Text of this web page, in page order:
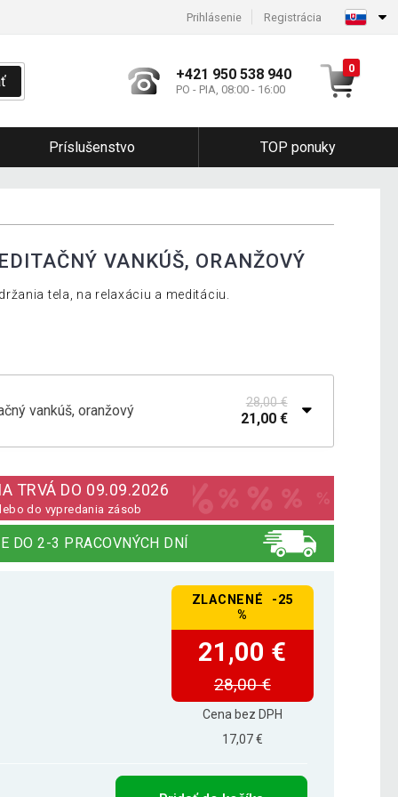
Prihlásenie Registrácia
+421 950 538 940
PO - PIA, 08:00 - 16:00
0
Príslušenstvo TOP ponuky
VANKÚŠ, ORANŽOVÝ
tela, na relaxáciu a meditáciu.
vankúš, oranžový 28,00 €
21,00 €
vankúš, čierny 25,00 €
18,99 €
vankúš, farba piesku
TRVÁ DO 09.09.2026
do vypredania zásob
DO 2-3 PRACOVNÝCH DNÍ
ZLACNENÉ -25
%
21,00 €
28,00 €
Cena bez DPH
17,07 €